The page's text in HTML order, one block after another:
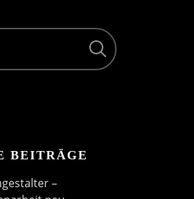
BEITRÄGE
–